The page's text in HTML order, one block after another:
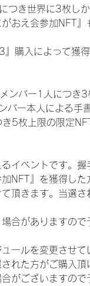
つき世界に3枚し
おえ会参加NFT
購入によって獲
ンバー1人につき
ー本人による手
き5枚上限の限定
イベントです。
NFT』を獲得し
頂きます。当選
合がありますので
ールを変更させて
れた方がご購入頂
がございますので